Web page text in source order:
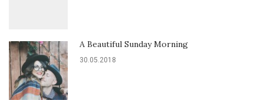
A Beautiful Sunday Morning
30.05.2018